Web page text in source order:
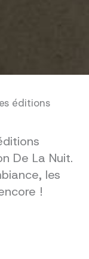
éditions
De La Nuit.
les
!